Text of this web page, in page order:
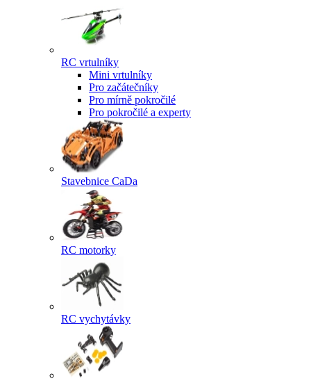
RC vrtulníky
Mini vrtulníky
Pro začátečníky
Pro mírně pokročilé
Pro pokročilé a experty
Stavebnice CaDa
RC motorky
RC vychytávky